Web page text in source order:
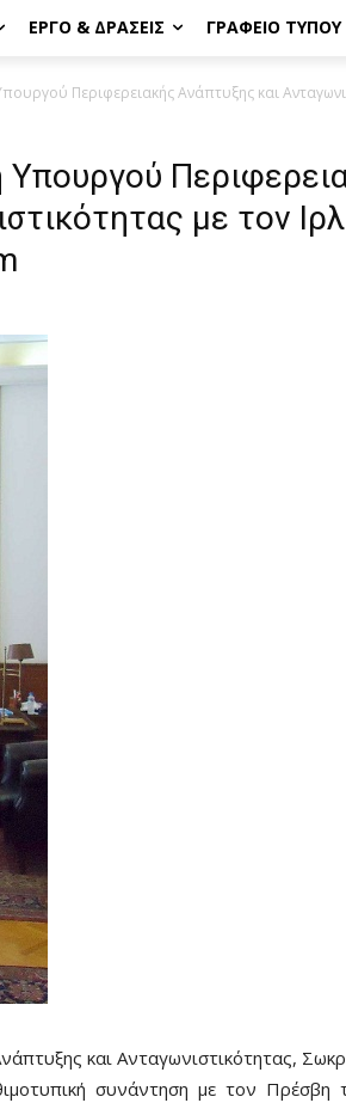
ΈΡΓΟ & ΔΡΆΣΕΙΣ ΓΡΑΦΕΊΟ ΤΎΠΟΥ
Περιφερειακής Ανάπτυξης και
με τον
και Ανταγωνιστικότητας,
συνάντηση με τον Πρέσβη